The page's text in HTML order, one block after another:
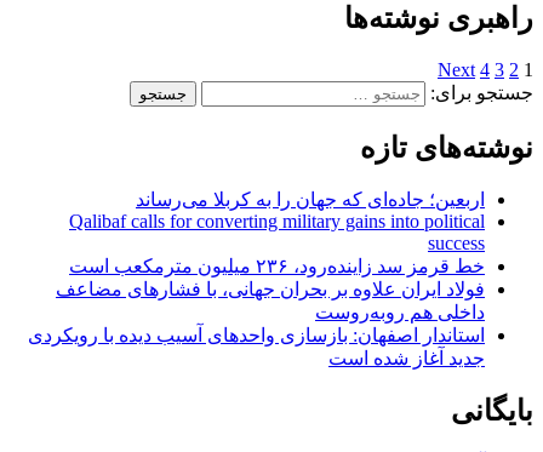
راهبری نوشته‌ها
1
2
3
4
Next
جستجو برای:
نوشته‌های تازه
اربعین؛ جاده‌ای که جهان را به کربلا می‌رساند
Qalibaf calls for converting military gains into political
success
خط قرمز سد زاینده‌رود، ۲۳۶ میلیون مترمکعب است
فولاد ایران علاوه بر بحران جهانی، با فشارهای مضاعف
داخلی هم روبه‌روست
استاندار اصفهان: بازسازی واحدهای آسیب دیده با رویکردی
جدید آغاز شده است
بایگانی